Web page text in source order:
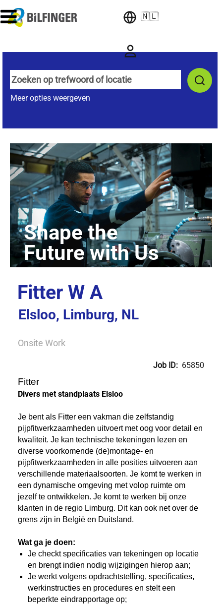
🇳🇱
Meer opties weergeven
Fitter W A
Elsloo, Limburg, NL
Onsite Work
Job ID: 65850
Fitter
Divers met standplaats Elsloo
Je bent als Fitter een vakman die zelfstandig
pijpfitwerkzaamheden uitvoert met oog voor detail en
kwaliteit. Je kan technische tekeningen lezen en
diverse voorkomende (de)montage- en
pijpfitwerkzaamheden in alle posities uitvoeren aan
verschillende materiaalsoorten. Je komt te werken in
een dynamische omgeving met volop ruimte om
jezelf te ontwikkelen. Je komt te werken bij onze
klanten in de regio Limburg. Dit kan ook net over de
grens zijn in België en Duitsland.
Wat ga je doen:
Je checkt specificaties van tekeningen op locatie
en brengt indien nodig wijzigingen hierop aan;
Je werkt volgens opdrachtstelling, specificaties,
werkinstructies en procedures en stelt een
beperkte eindrapportage op;